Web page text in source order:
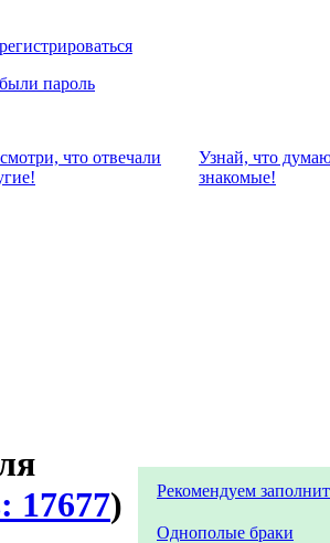
пароль
что отвeчали
Узнай, что
знакомые!
17677) Рекомендуем
Однополые браки